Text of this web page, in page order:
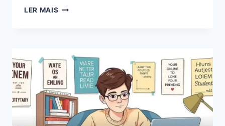
LER MAIS CURSO
PRESENCIAL
QUE
GARANTE
APROVAÇÃO